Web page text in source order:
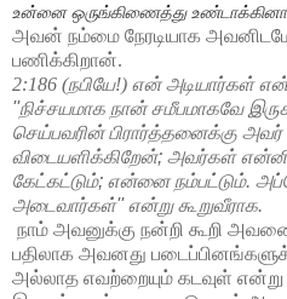
உன்னை ஒருங்கிணைத்து
அவன் நம்மை நேரடியாக அவனிடமே
பணிக்கிறான்.
2:186 (நபியே!) என் அடியார்கள்
''நிச்சயமாக நான் சமீபமாகவே
செய்பவரின் பிரார்த்தனைக்கு அவர்
விடையளிக்கிறேன்; அவர்கள்
கேட்கட்டும்; என்னை நம்பட்டும்.
அடைவார்கள்''என்று கூறுவீராக.
நாம் அவனுக்கு நன்றி கூறி
பதிலாக அவனது
அல்லாத எவற்றையும் கடவுள்